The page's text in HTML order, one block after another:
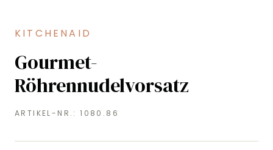
KITCHENAID
Gourmet-
Röhrennudelvorsatz
ARTIKEL-NR.:1080.86